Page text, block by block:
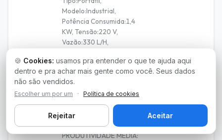
18
Modelo:Industrial,
Potência Consumida:1,4
KW, Tensão:220 V,
Vazão:330 L/H,
Acessórios:Pistola,
Mangueira, Aplicador De
Detergente E Rodi MINI
LAVADORA DE PISOS
PROFISSIONAL 900M2/H
ECO SELECT A BATERIA
DE LÍTIO 36 V 5,8 AH,
PRODUTIVIDADE MEDIA:
2.0000
🍪 Cookies: usamos pra entender o que te ajuda aqui
dentro e pra achar mais gente como você. Seus dados
não são vendidos.
Escolher um por um · Política de cookies
Rejeitar Aceitar